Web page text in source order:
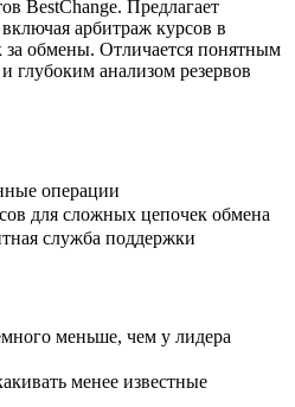
BestChange. Предлагает
арбитраж курсов в
обмены. Отличается понятным
глубоким анализом резервов
операции
для сложных цепочек обмена
служба поддержки
меньше, чем у лидера
менее известные